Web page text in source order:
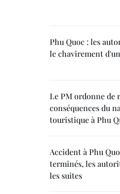
Phu Quoc : les
le chavirement
Le PM ordonne de
conséquences du
touristique à Phu
Accident à Phu
terminés, les
les suites